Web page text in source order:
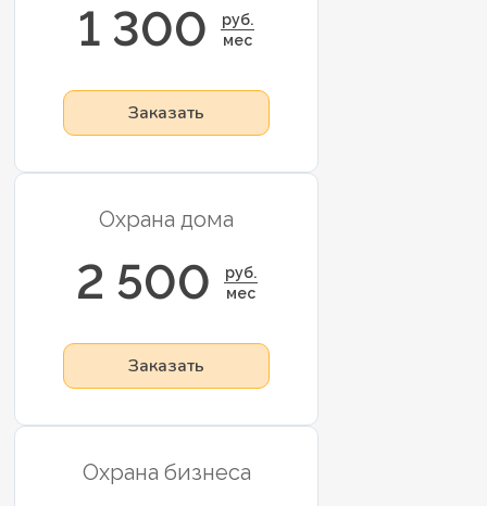
1 300
руб.
мес
Заказать
Охрана дома
2 500
руб.
мес
Заказать
Охрана бизнеса